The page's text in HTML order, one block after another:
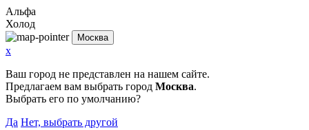
Альфа
Холод
Москва
x
Ваш город не представлен на нашем сайте.
Предлагаем вам выбрать город Москва.
Выбрать его по умолчанию?
Да Нет, выбрать другой